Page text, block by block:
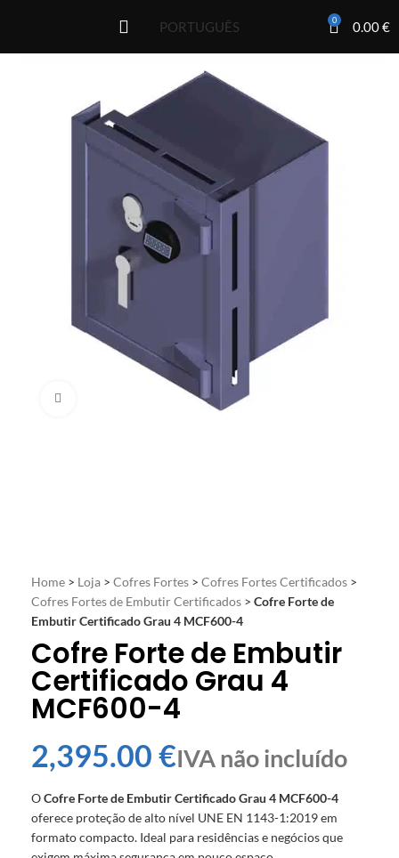
PORTUGUÊS 0 0.00€
Home > Loja > Cofres Fortes > Cofres Fortes Certificados >
Cofres Fortes de Embutir Certificados > Cofre Forte de
Embutir Certificado Grau 4 MCF600-4
Cofre Forte de Embutir
Certificado Grau 4
MCF600-4
€
OCofre Forte de Embutir Certificado Grau 4 MCF600-4
oferece proteção de alto nível UNE EN 1143-1:2019 em
formato compacto. Ideal para residências e negócios que